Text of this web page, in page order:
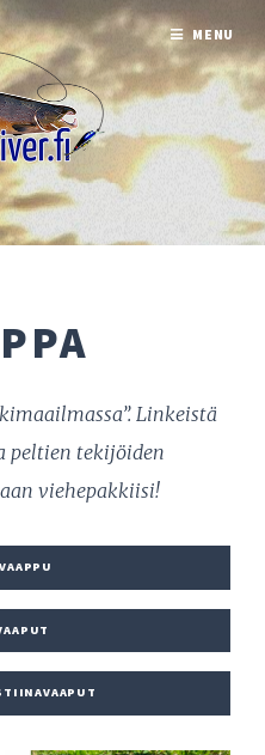
Linkeistä
peltien tekijöiden
viehepakkiisi!
MENU